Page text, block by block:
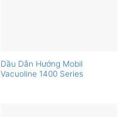
Dầu Dẫn Hướng Mobil
Vacuoline 1400 Series